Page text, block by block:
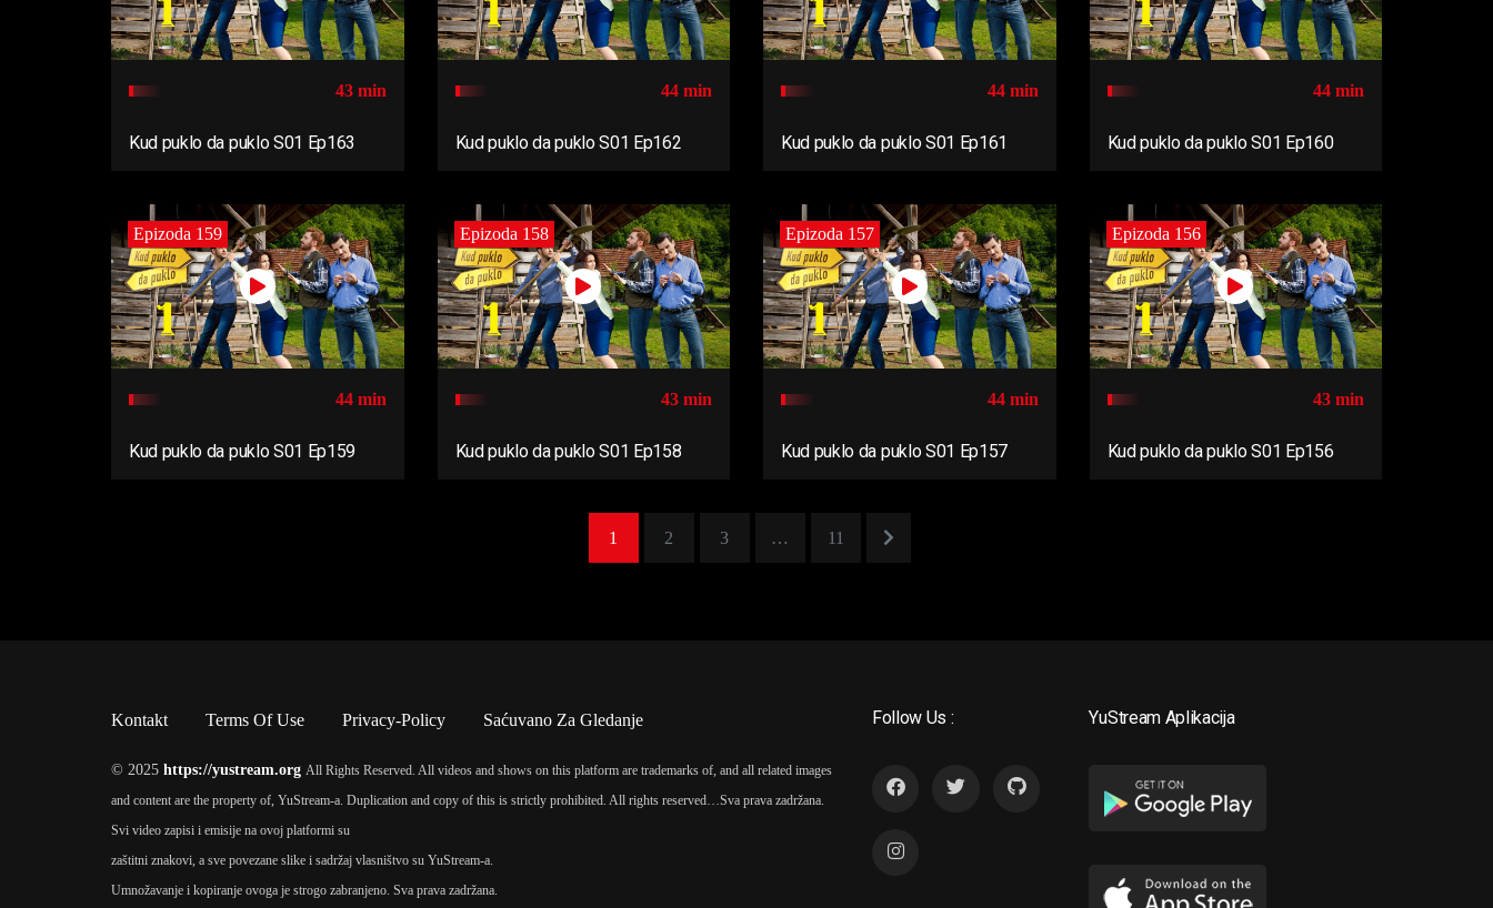
43 min
Kud puklo da puklo S01 Ep163
44 min
Kud puklo da puklo S01 Ep162
44 min
Kud puklo da puklo S01 Ep161
44 min
Kud puklo da puklo S01 Ep160
Epizoda 159
44 min
Kud puklo da puklo S01 Ep159
Epizoda 158
43 min
Kud puklo da puklo S01 Ep158
Epizoda 157
44 min
Kud puklo da puklo S01 Ep157
Epizoda 156
43 min
Kud puklo da puklo S01 Ep156
1 2 3 … 11
Kontakt Terms Of Use Privacy-Policy Saćuvano Za Gledanje
© 2025 https://yustream.org All Rights Reserved. All videos and shows on this platform are trademarks of, and all related images
and content are the property of, YuStream-a. Duplication and copy of this is strictly prohibited. All rights reserved…Sva prava zadržana.
Svi video zapisi i emisije na ovoj platformi su
zaštitni znakovi, a sve povezane slike i sadržaj vlasništvo su YuStream-a.
Umnožavanje i kopiranje ovoga je strogo zabranjeno. Sva prava zadržana.
Follow Us : YuStream Aplikacija